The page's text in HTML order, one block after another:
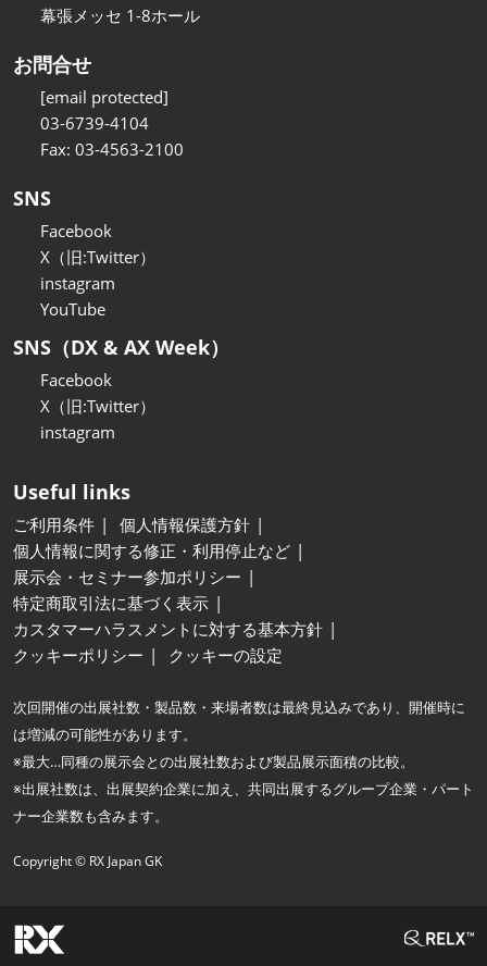
幕張メッセ 1-8ホール
お問合せ
[email protected]
03-6739-4104
Fax: 03-4563-2100
SNS
Facebook
X（旧:Twitter）
instagram
YouTube
SNS（DX & AX Week）
Facebook
X（旧:Twitter）
instagram
Useful links
ご利用条件
個人情報保護方針
個人情報に関する修正・利用停止など
展示会・セミナー参加ポリシー
特定商取引法に基づく表示
カスタマーハラスメントに対する基本方針
クッキーポリシー
クッキーの設定
次回開催の出展社数・製品数・来場者数は最終見込みであり、開催時に
は増減の可能性があります。
※最大…同種の展示会との出展社数および製品展示面積の比較。
※出展社数は、出展契約企業に加え、共同出展するグループ企業・パート
ナー企業数も含みます。
Copyright © RX Japan GK